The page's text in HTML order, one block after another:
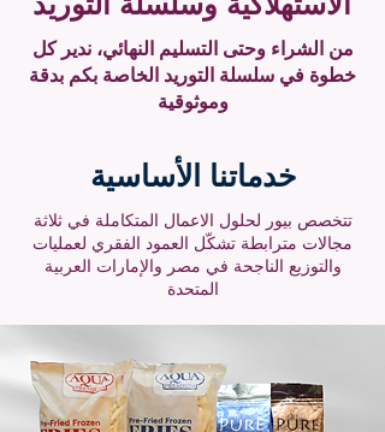
من الشراء وحتى التسليم النهائي، ندير كل
خطوة في سلسلة التوريد الخاصة بكم بدقة
وموثوقية
خدماتنا الأساسية
تتخصص بيور لحلول الاعمال المتكاملة في ثلاثة
مجالات مترابطة تشكّل العمود الفقري لعمليات
والتوزيع الناجحة في مصر والإمارات العربية
المتحدة